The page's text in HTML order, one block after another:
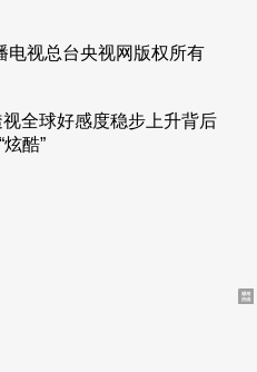
电视总台央视网 版权所有
视全球好感度稳步上升背后
炫酷”